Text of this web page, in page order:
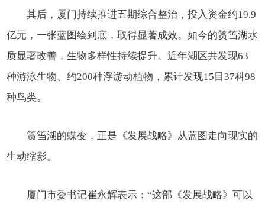
其后，厦门持续推进五期综合整治，投入资金约19.9
亿元，一张蓝图绘到底，取得显著成效。如今的筼筜湖水
质显著改善，生物多样性持续提升。近年湖区共发现63
种游泳生物、约200种浮游动植物，累计发现15目37科98
种鸟类。
筼筜湖的蝶变，正是《发展战略》从蓝图走向现实的
生动缩影。
厦门市委书记崔永辉表示：“这部《发展战略》可以